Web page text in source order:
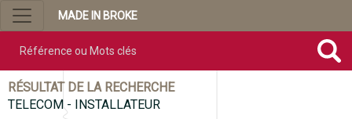
MADE IN BROKE
RÉSULTAT DE LA RECHERCHE
TELECOM - INSTALLATEUR